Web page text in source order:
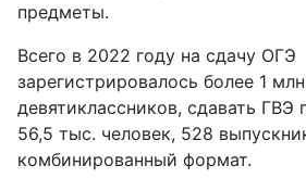
предметы.
Всего в 2022 году на сдачу ОГЭ
зарегистрировалось более 1
девятиклассников, сдавать ГВЭ
56,5 тыс. человек, 528
комбинированный формат.